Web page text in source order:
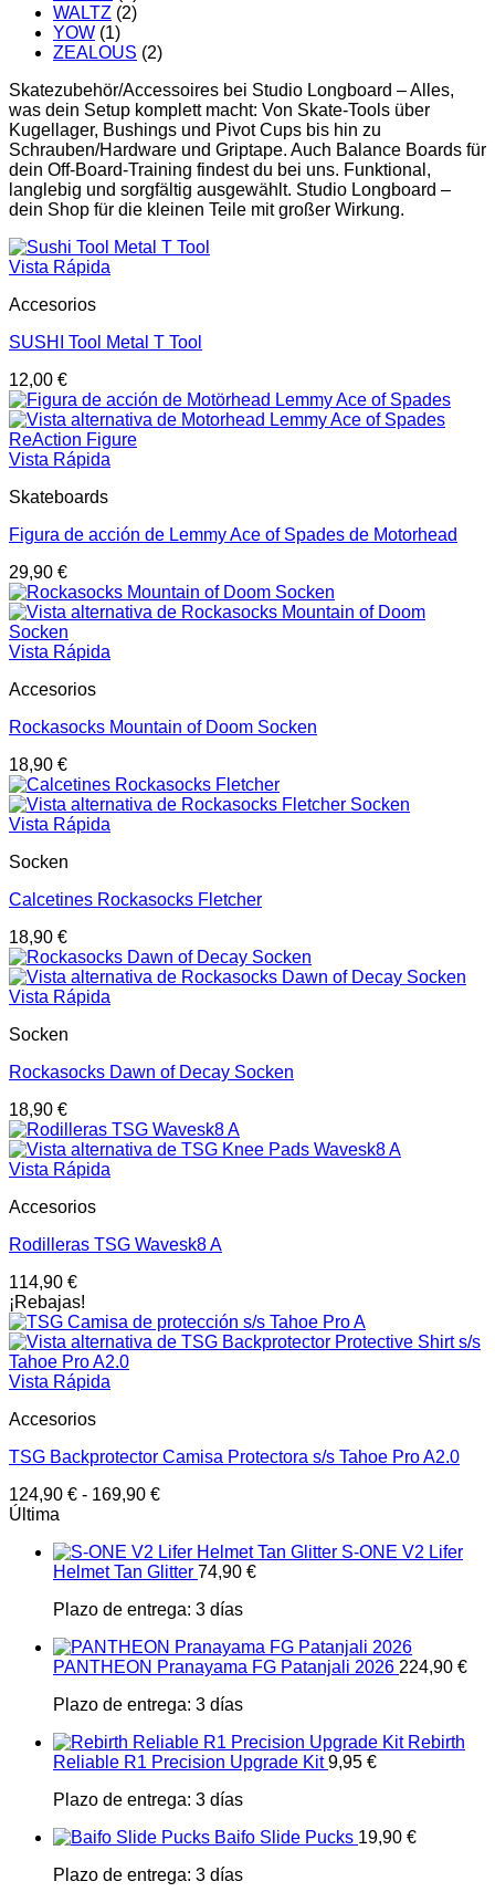
WALTZ (2)
YOW (1)
ZEALOUS (2)
Skatezubehör/Accessoires bei Studio Longboard – Alles,
was dein Setup komplett macht: Von Skate-Tools über
Kugellager, Bushings und Pivot Cups bis hin zu
Schrauben/Hardware und Griptape. Auch Balance Boards für
dein Off-Board-Training findest du bei uns. Funktional,
langlebig und sorgfältig ausgewählt. Studio Longboard –
dein Shop für die kleinen Teile mit großer Wirkung.
Vista Rápida
Accesorios
SUSHI Tool Metal T Tool
12,00 €
Vista Rápida
Skateboards
Figura de acción de Lemmy Ace of Spades de Motorhead
29,90 €
Vista Rápida
Accesorios
Rockasocks Mountain of Doom Socken
18,90 €
Vista Rápida
Socken
Calcetines Rockasocks Fletcher
18,90 €
Vista Rápida
Socken
Rockasocks Dawn of Decay Socken
18,90 €
Vista Rápida
Accesorios
Rodilleras TSG Wavesk8 A
114,90 €
¡Rebajas!
Vista Rápida
Accesorios
TSG Backprotector Camisa Protectora s/s Tahoe Pro A2.0
124,90 € - 169,90 €
Última
S-ONE V2 Lifer
Helmet Tan Glitter 74,90 €
Plazo de entrega: 3 días
PANTHEON Pranayama FG Patanjali 2026 224,90 €
Plazo de entrega: 3 días
Rebirth
Reliable R1 Precision Upgrade Kit 9,95 €
Plazo de entrega: 3 días
Baifo Slide Pucks 19,90 €
Plazo de entrega: 3 días